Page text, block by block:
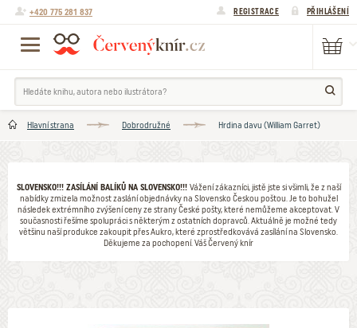
+420 775 281 837 REGISTRACE PŘIHLÁŠENÍ
Hlavní strana Dobrodružné Hrdina davu (William Garret)
SLOVENSKO!!! ZASÍLÁNÍ BALÍKŮ NA SLOVENSKO!!! Vážení zákazníci, jistě jste si všimli, že z naší
nabídky zmizela možnost zaslání objednávky na Slovensko Českou poštou. Je to bohužel
následek extrémního zvýšení ceny ze strany České pošty, které nemůžeme akceptovat. V
současnosti řešíme spolupráci s některým z ostatních dopravců. Aktuálně je možné tedy
většinu naší produkce zakoupit přes Aukro, které zprostředkovává zasílání na Slovensko.
Děkujeme za pochopení. Váš Červený knír